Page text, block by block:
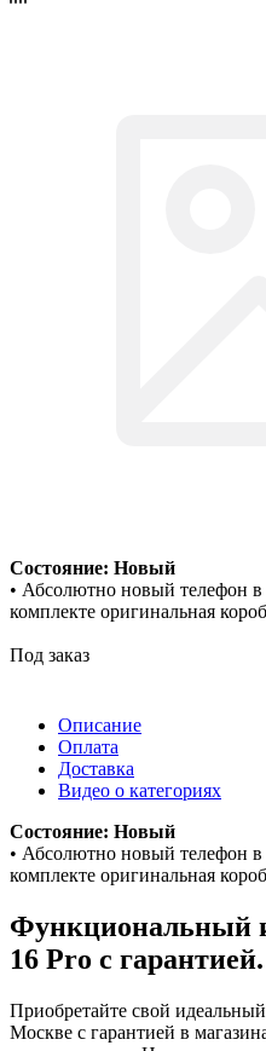
Состояние: Новый
• Абсолютно новый телефон в
комплекте оригинальная
Под заказ
Описание
Оплата
Доставка
Видео о категориях
Состояние: Новый
• Абсолютно новый телефон в
комплекте оригинальная
Функциональный
16 Pro с
Приобретайте свой
Москве с гарантией в